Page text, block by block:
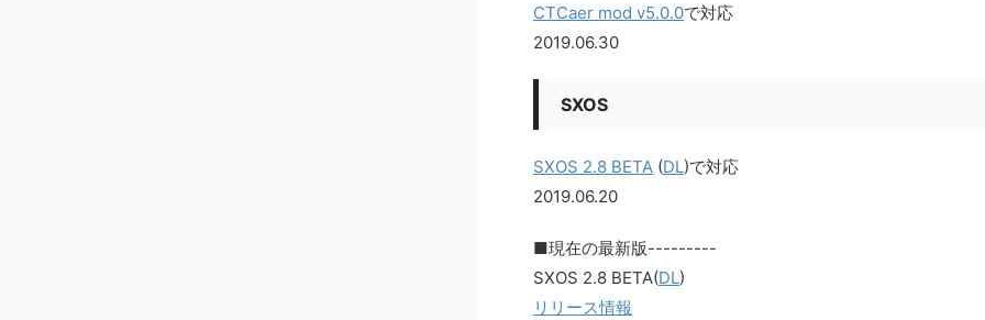
CTCaer mod v5.0.0で対応
2019.06.30
SXOS
SXOS 2.8 BETA (DL)で対応
2019.06.20
■現在の最新版---------
SXOS 2.8 BETA(DL)
リリース情報